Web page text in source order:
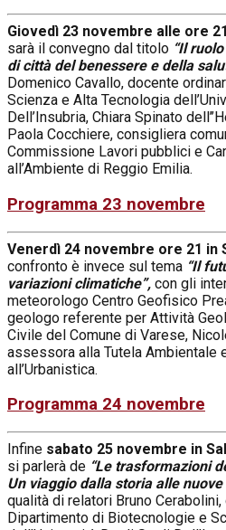
Giovedì 23 novembre alle ore
sarà il convegno dal titolo “Il
di città del benessere e della
Domenico Cavallo, docente
Scienza e Alta Tecnologia
Dell’Insubria, Chiara Spinato
Paola Cocchiere, consigliera
Commissione Lavori pubblici e
all’Ambiente di Reggio Emilia.
Programma 23 novembre
Venerdì 24 novembre ore 21 in
confronto è invece sul tema “Il
variazioni climatiche”, con gli
meteorologo Centro Geofisico
geologo referente per Attività
Civile del Comune di Varese,
assessora alla Tutela Ambientale
all’Urbanistica.
Programma 24 novembre
Infine sabato 25 novembre in
si parlerà de “Le trasformazioni
Un viaggio dalla storia alle
qualità di relatori Bruno
Dipartimento di Biotecnologie e